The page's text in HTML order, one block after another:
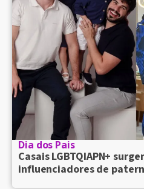
Dia dos Pais
Casais LGBTQIAPN+
influenciadores de